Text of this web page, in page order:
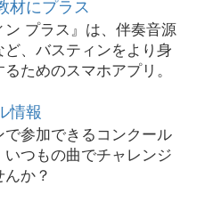
材にプラス
ン プラス』は、伴奏音源
、バスティンをより身
ためのスマホアプリ。
情報
で参加できるコンクール
いつもの曲でチャレンジ
か？